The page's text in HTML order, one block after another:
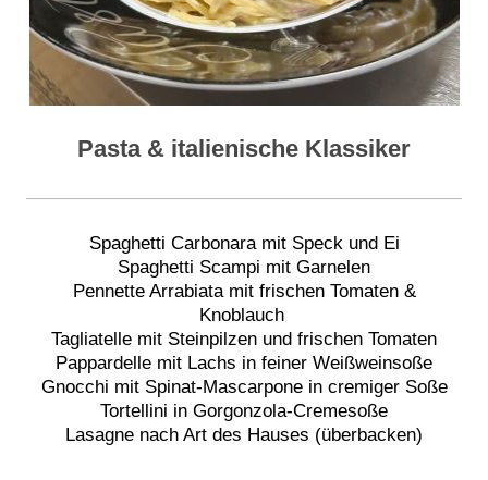
Pasta & italienische Klassiker
Spaghetti Carbonara mit Speck und Ei
Spaghetti Scampi mit Garnelen
Pennette Arrabiata mit frischen Tomaten &
Knoblauch
Tagliatelle mit Steinpilzen und frischen Tomaten
Pappardelle mit Lachs in feiner Weißweinsoße
Gnocchi mit Spinat-Mascarpone in cremiger Soße
Tortellini in Gorgonzola-Cremesoße
Lasagne nach Art des Hauses (überbacken)